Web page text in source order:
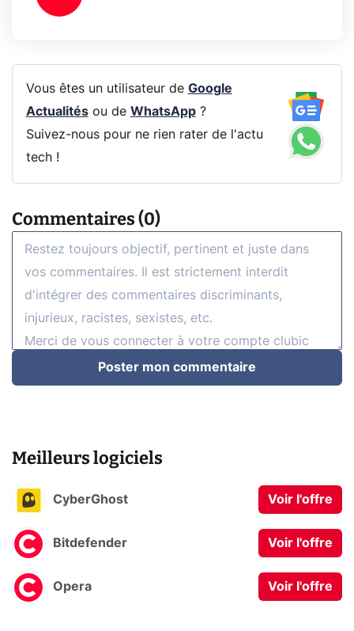
Vous êtes un utilisateur de Google
Actualitésou de WhatsApp?
Suivez-nous pour ne rien rater de l'actu
tech !
Commentaires (0)
Poster mon commentaire
Meilleurs logiciels
CyberGhost Voir l'offre
Bitdefender Voir l'offre
Opera Voir l'offre